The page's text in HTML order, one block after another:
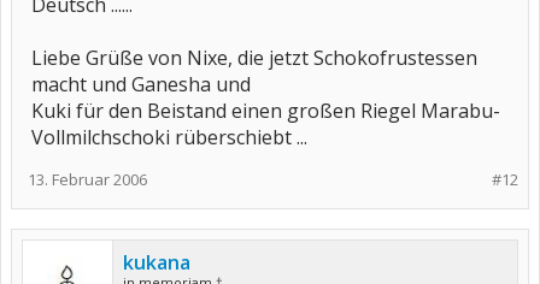
Liebe Grüße von Nixe, die jetzt Schokofrustessen
macht und Ganesha und
Kuki für den Beistand einen großen Riegel Marabu-
Vollmilchschoki rüberschiebt ...
#12
13. Februar 2006
kukana